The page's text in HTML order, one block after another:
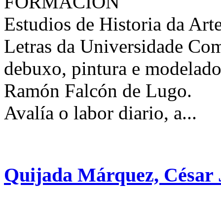
Estudios de Historia da
Letras da Universidade
debuxo, pintura e
Ramón Falcón de Lugo.
Avalía o labor diario, a...
Quijada Márquez, César